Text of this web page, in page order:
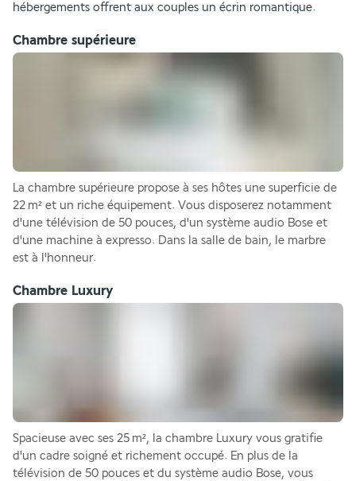
hébergements offrent aux couples un écrin romantique.
Chambre supérieure
La chambre supérieure propose à ses hôtes une superficie de
22 m² et un riche équipement. Vous disposerez notamment
d'une télévision de 50 pouces, d'un système audio Bose et
d'une machine à expresso. Dans la salle de bain, le marbre
est à l'honneur.
Chambre Luxury
Spacieuse avec ses 25 m², la chambre Luxury vous gratifie
d'un cadre soigné et richement occupé. En plus de la
télévision de 50 pouces et du système audio Bose, vous